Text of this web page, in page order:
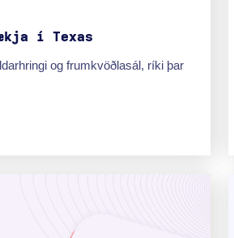
í Texas
og frumkvöðlasál, ríki þar